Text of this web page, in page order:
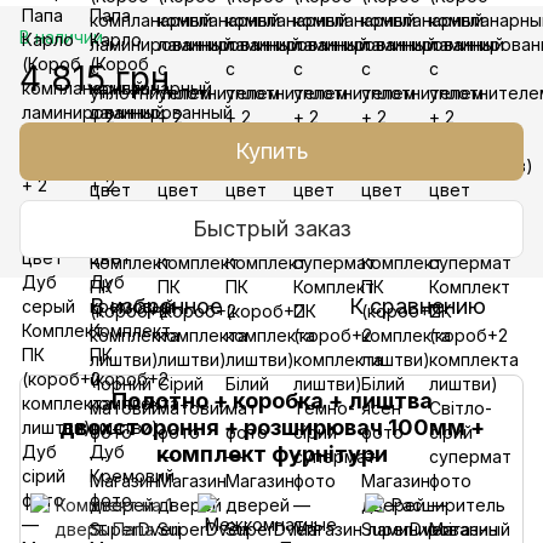
В наличии
4 815 грн
Купить
Быстрый заказ
В избранное К сравнению
Полотно + коробка + лиштва
двохстороння + розширювач 100мм +
комплект фурнітури